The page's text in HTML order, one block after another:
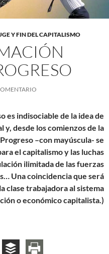
Y FIN DEL CAPITALISMO
es indisociable de la idea de
y, desde los comienzos de la
–con mayúscula- se
el capitalismo y las luchas
ilimitada de las fuerzas
Una coincidencia que será
clase trabajadora al sistema
o económico capitalista.)
social y el progreso